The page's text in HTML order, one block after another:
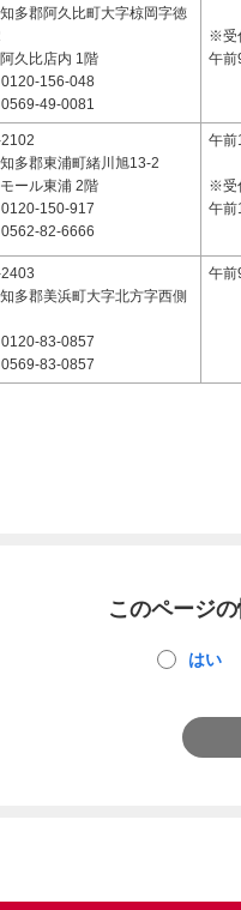
多郡阿久比町大字椋岡字徳
久比店内 1階
0120-156-048
0569-49-0081
※受
午前
多郡東浦町緒川旭13-2
ール東浦 2階
0120-150-917
0562-82-6666
午前
※受
午前
多郡美浜町大字北方字西側
0120-83-0857
0569-83-0857
午前
このページ
はい